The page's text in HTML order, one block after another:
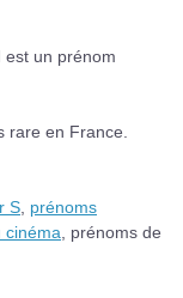
est un prénom
rare en France.
S prénoms
cinéma , prénoms de